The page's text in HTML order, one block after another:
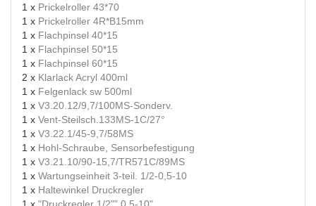
1 x Prickelroller 43*70
1 x Prickelroller 4R*B15mm
1 x Flachpinsel 40*15
1 x Flachpinsel 50*15
1 x Flachpinsel 60*15
2 x Klarlack Acryl 400ml
1 x Felgenlack sw 500ml
1 x V3.20.12/9,7/100MS-Sonderv.
1 x Vent-Steilsch.133MS-1C/27°
1 x V3.22.1/45-9,7/58MS
1 x Hohl-Schraube, Sensorbefestigung
1 x V3.21.10/90-15,7/TR571C/89MS
1 x Wartungseinheit 3-teil. 1/2-0,5-10
1 x Haltewinkel Druckregler